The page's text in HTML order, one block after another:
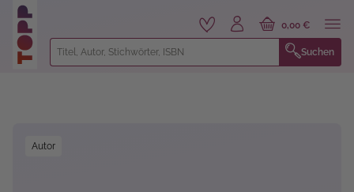
springen
Suchen
0,00 €
Autor